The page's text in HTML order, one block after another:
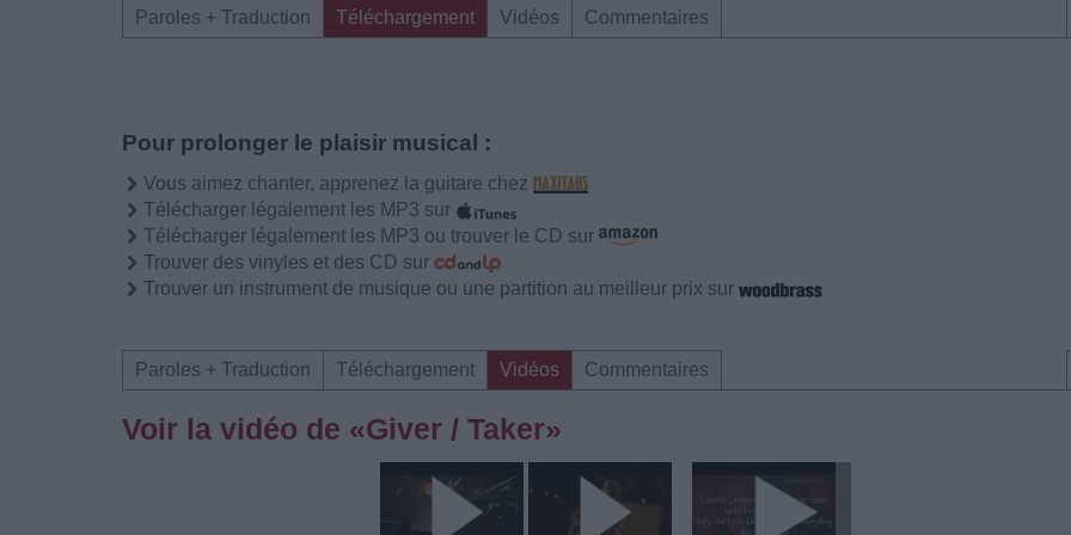
Paroles + Traduction Téléchargement Vidéos Commentaires
Pour prolonger le plaisir musical :
Vous aimez chanter, apprenez la guitare chez
Télécharger légalement les MP3 sur
Télécharger légalement les MP3 ou trouver le CD sur
Trouver des vinyles et des CD sur
Trouver un instrument de musique ou une partition au meilleur prix sur
Paroles + Traduction Téléchargement Vidéos Commentaires
Voir la vidéo de «Giver / Taker»